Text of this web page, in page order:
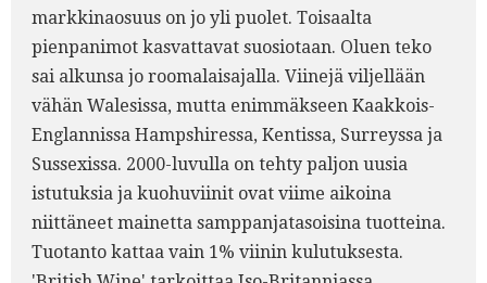
markkinaosuus on jo yli puolet. Toisaalta
pienpanimot kasvattavat suosiotaan. Oluen teko
sai alkunsa jo roomalaisajalla. Viinejä viljellään
vähän Walesissa, mutta enimmäkseen Kaakkois-
Englannissa Hampshiressa, Kentissa, Surreyssa ja
Sussexissa. 2000-luvulla on tehty paljon uusia
istutuksia ja kuohuviinit ovat viime aikoina
niittäneet mainetta samppanjatasoisina tuotteina.
Tuotanto kattaa vain 1% viinin kulutuksesta.